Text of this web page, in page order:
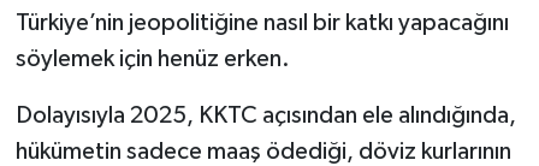
Türkiye’nin jeopolitiğine nasıl bir katkı yapacağını
söylemek için henüz erken.
Dolayısıyla 2025, KKTC açısından ele alındığında,
hükümetin sadece maaş ödediği, döviz kurlarının